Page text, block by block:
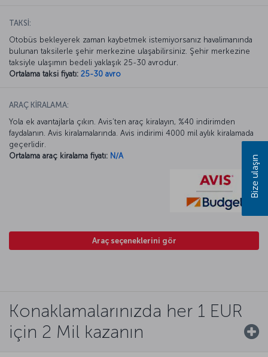
TAKSİ:
Otobüs bekleyerek zaman kaybetmek istemiyorsanız havalimanında
bulunan taksilerle şehir merkezine ulaşabilirsiniz. Şehir merkezine
taksiyle ulaşımın bedeli yaklaşık 25-30 avrodur.
Ortalama taksi fiyatı: 25-30 avro
ARAÇ KİRALAMA:
Yola ek avantajlarla çıkın. Avis’ten araç kiralayın, %40 indirimden
faydalanın. Avis kiralamalarında. Avis indirimi 4000 mil aylık kiralamada
geçerlidir.
Ortalama araç kiralama fiyatı: N/A
Araç seçeneklerini gör
Konaklamalarınızda her 1 EUR
için 2 Mil kazanın
Bize ulaşın